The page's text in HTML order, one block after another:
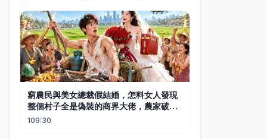
窮農民與美女總裁假結婚，怎料女人發現
整個村子全是偽裝的商界大佬，農家破爛
家具件件價值連城，兒子竟是隱世全球首
109:30